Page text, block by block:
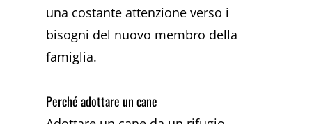
una costante attenzione verso i
bisogni del nuovo membro della
famiglia.
Perché adottare un cane